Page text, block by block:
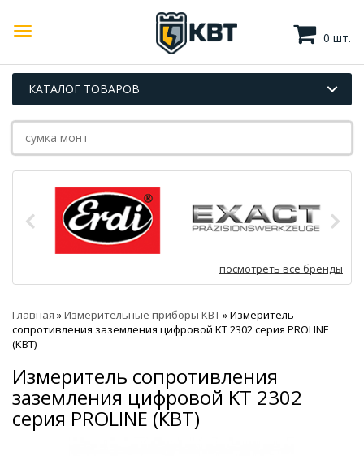
0 шт.
КАТАЛОГ ТОВАРОВ
посмотреть все бренды
Главная »Измерительные приборы КВТ»Измеритель
сопротивления заземления цифровой KT 2302 серия PROLINE
(КВТ)
Измеритель сопротивления
заземления цифровой KT 2302
серия PROLINE (КВТ)